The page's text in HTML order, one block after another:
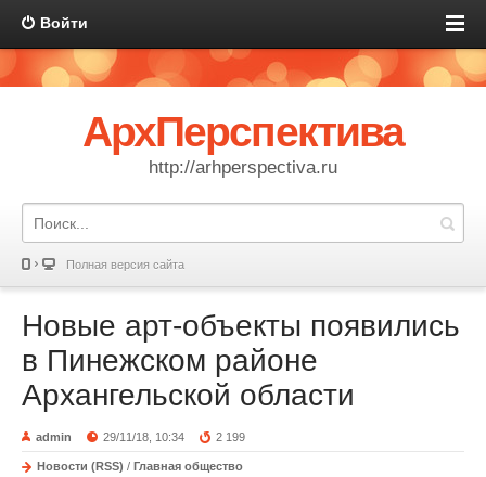
Войти
АрхПерспектива
http://arhperspectiva.ru
Полная версия сайта
Новые арт-объекты появились
в Пинежском районе
Архангельской области
admin 29/11/18, 10:34 2 199
Новости (RSS) / Главная общество